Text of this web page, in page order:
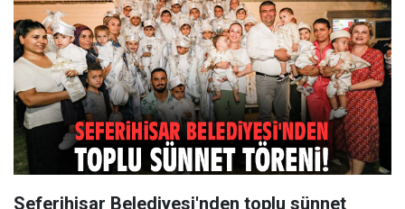
Seferihisar Belediyesi'nden toplu sünnet